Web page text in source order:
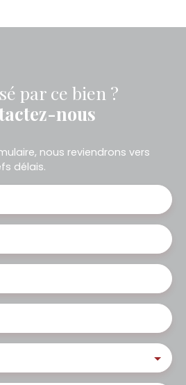
par ce bien ?
nous
nous reviendrons vers
délais.